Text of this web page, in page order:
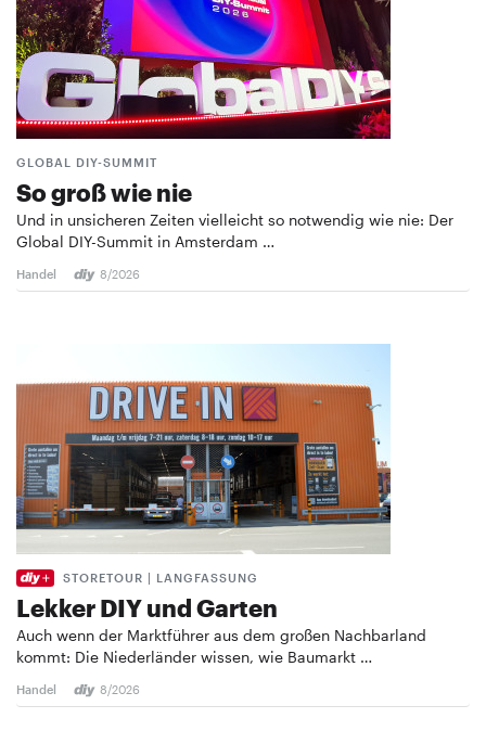
GLOBAL DIY-SUMMIT
So groß wie nie
Und in unsicheren Zeiten vielleicht so notwendig wie nie: Der
Global DIY-Summit in Amsterdam …
Handel 8/2026
STORETOUR | LANGFASSUNG
Lekker DIY und Garten
Auch wenn der Marktführer aus dem großen Nachbarland
kommt: Die Niederländer wissen, wie Baumarkt …
Handel 8/2026